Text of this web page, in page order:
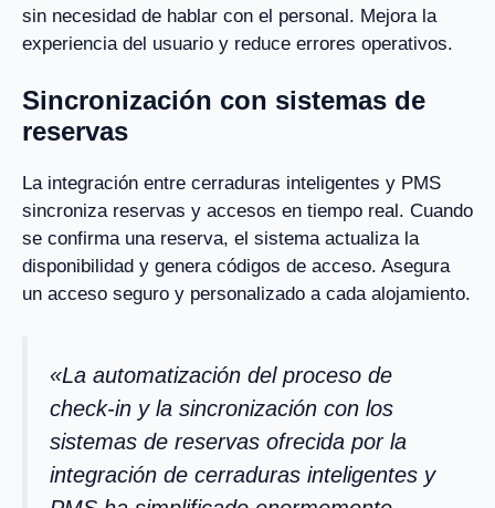
sin necesidad de hablar con el personal. Mejora la
experiencia del usuario y reduce errores operativos.
Sincronización con sistemas de
reservas
La integración entre cerraduras inteligentes y PMS
sincroniza reservas y accesos en tiempo real. Cuando
se confirma una reserva, el sistema actualiza la
disponibilidad y genera códigos de acceso. Asegura
un acceso seguro y personalizado a cada alojamiento.
«La automatización del proceso de
check-in y la sincronización con los
sistemas de reservas ofrecida por la
integración de cerraduras inteligentes y